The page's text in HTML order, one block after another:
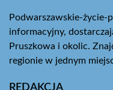
Podwarszawskie-życie-
informacyjny,
Pruszkowa i okolic.
regionie w jednym
REDAKCJA